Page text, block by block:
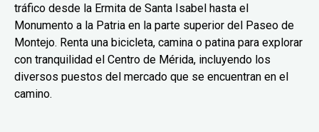
tráfico desde la Ermita de Santa Isabel hasta el
Monumento a la Patria en la parte superior del Paseo de
Montejo. Renta una bicicleta, camina o patina para explorar
con tranquilidad el Centro de Mérida, incluyendo los
diversos puestos del mercado que se encuentran en el
camino.